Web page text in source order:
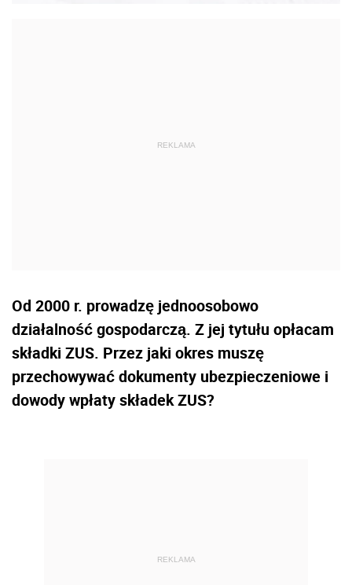
Od 2000 r. prowadzę jednoosobowo
działalność gospodarczą. Z jej tytułu opłacam
składki ZUS. Przez jaki okres muszę
przechowywać dokumenty ubezpieczeniowe i
dowody wpłaty składek ZUS?
REKLAMA